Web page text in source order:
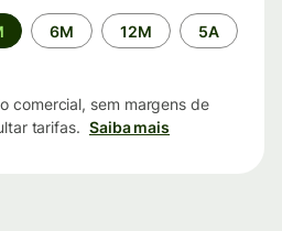
6M 12M 5A
comercial, sem margens de
tarifas. Saiba mais